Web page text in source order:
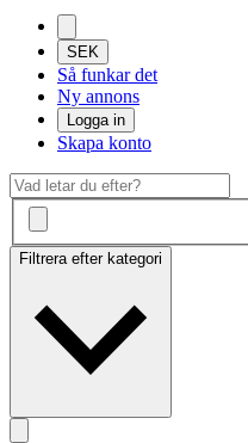
SEK
Så funkar det
Ny annons
Logga in
Skapa konto
Filtrera efter kategori